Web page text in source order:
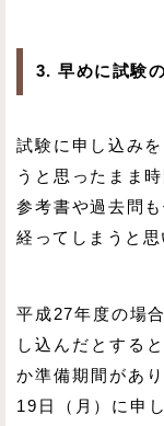
3. 早めに試験
試験に申し込み
うと思ったまま
参考書や過去問
経ってしまうと思
平成27年度の場
し込んだとする
か準備期間があ
19日（月）に申